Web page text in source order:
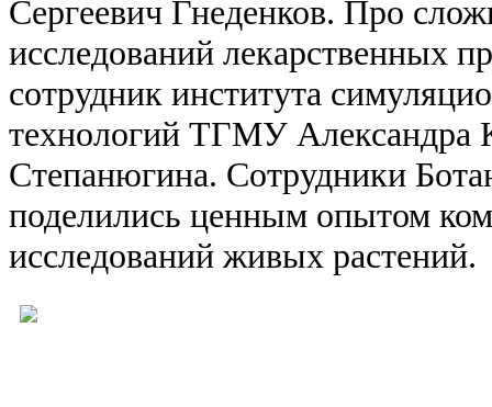
Сергеевич Гнеденков. Про
исследований лекарственных
сотрудник института
технологий ТГМУ Александра
Степанюгина. Сотрудники
поделились ценным опытом
исследований живых растений.